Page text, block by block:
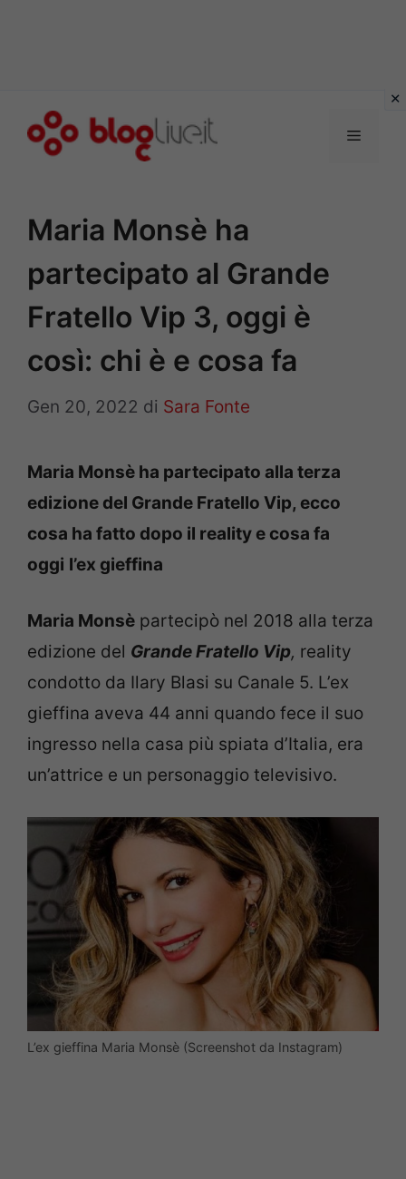
Menu
Maria Monsè ha
partecipato al Grande
Fratello Vip 3, oggi è
così: chi è e cosa fa
Gen 20, 2022 di Sara Fonte
Maria Monsè ha partecipato alla terza
edizione del Grande Fratello Vip, ecco
cosa ha fatto dopo il reality e cosa fa
oggi l’ex gieffina
Maria Monsè partecipò nel 2018 alla terza
edizione del Grande Fratello Vip, reality
condotto da Ilary Blasi su Canale 5. L’ex
gieffina aveva 44 anni quando fece il suo
ingresso nella casa più spiata d’Italia, era
un’attrice e un personaggio televisivo.
L’ex gieffina Maria Monsè (Screenshot da Instagram)